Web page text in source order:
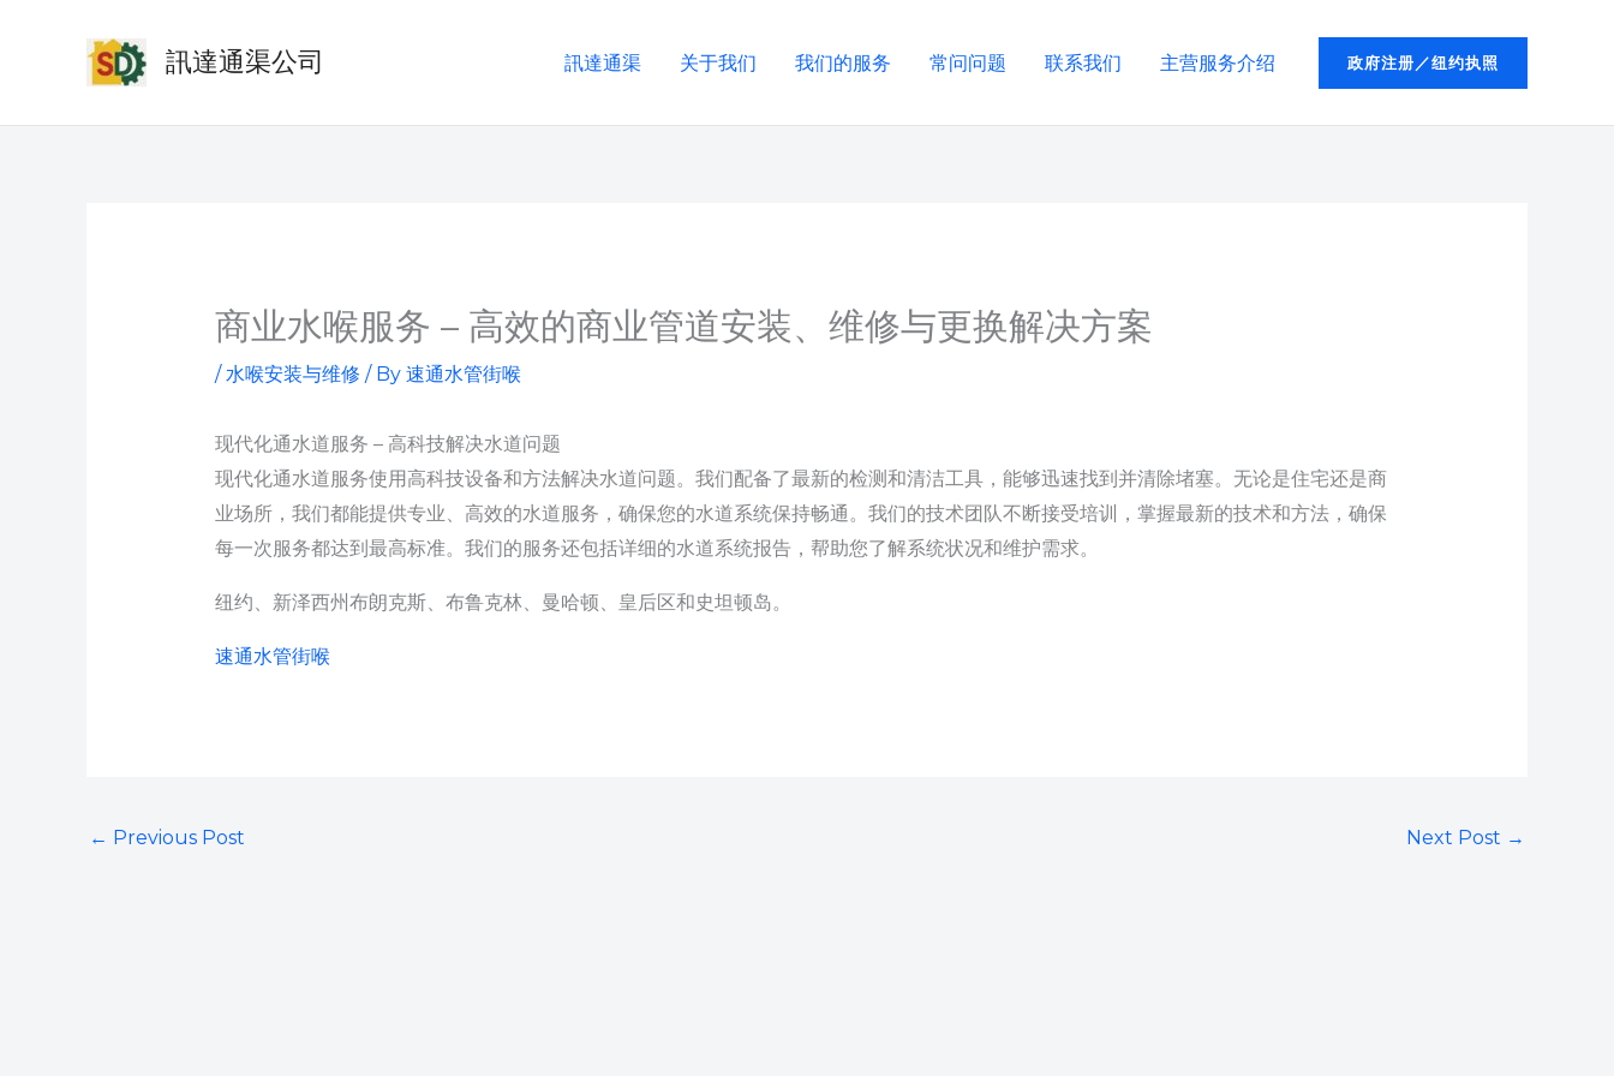
訊達通渠公司 訊達通渠 关于我们 我们的服务 常问问题 联系我们 主营服务介绍 政府注册／纽约执照
商业水喉服务 – 高效的商业管道安装、维修与更换解决方案
/水喉安装与维修 / By 速通水管街喉
现代化通水道服务 – 高科技解决水道问题
现代化通水道服务使用高科技设备和方法解决水道问题。我们配备了最新的检测和清洁工具，能够迅速找到并清除堵塞。无论是住宅还是商
业场所，我们都能提供专业、高效的水道服务，确保您的水道系统保持畅通。我们的技术团队不断接受培训，掌握最新的技术和方法，确保
每一次服务都达到最高标准。我们的服务还包括详细的水道系统报告，帮助您了解系统状况和维护需求。
纽约、新泽西州布朗克斯、布鲁克林、曼哈顿、皇后区和史坦顿岛。
速通水管街喉
← Previous Post Next Post →